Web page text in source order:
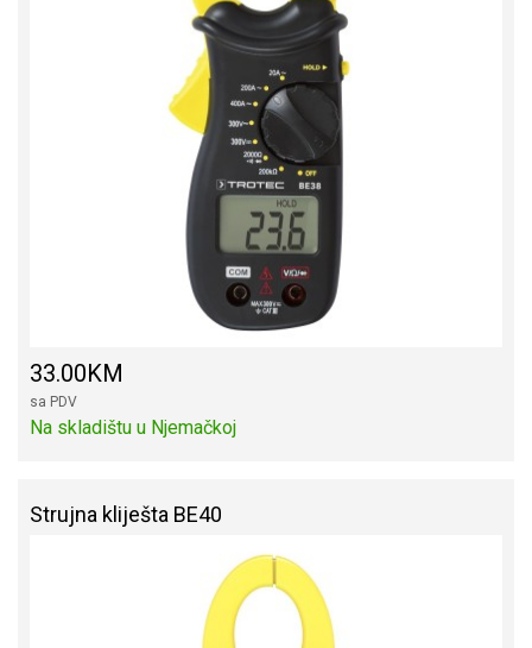
33.00KM
sa PDV
Na skladištu u Njemačkoj
Strujna kliješta BE40